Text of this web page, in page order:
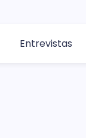
Entrevistas